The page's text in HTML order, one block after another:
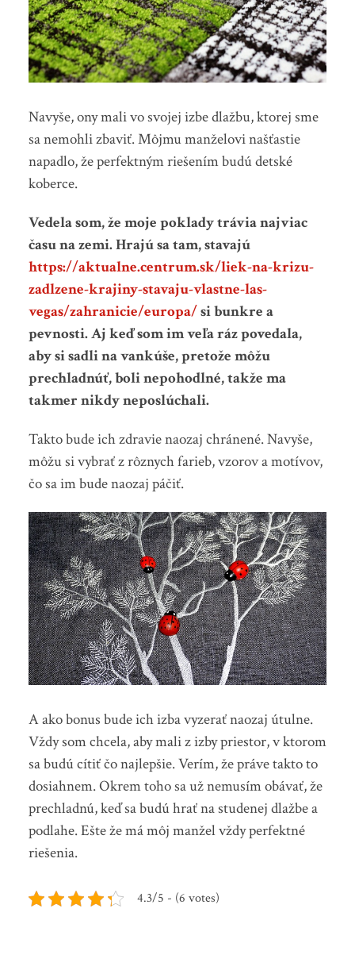
Navyše, ony mali vo svojej izbe dlažbu, ktorej sme
sa nemohli zbaviť. Môjmu manželovi našťastie
napadlo, že perfektným riešením budúdetské
koberce.
Vedela som, že moje poklady trávia najviac
času na zemi. Hrajú sa tam, stavajú
https://aktualne.centrum.sk/liek-na-krizu-
zadlzene-krajiny-stavaju-vlastne-las-
vegas/zahranicie/europa/si bunkre a
pevnosti. Aj keď som im veľa ráz povedala,
aby si sadli na vankúše, pretože môžu
prechladnúť, boli nepohodlné, takže ma
takmer nikdy neposlúchali.
Takto bude ich zdravie naozaj chránené. Navyše,
môžu si vybrať z rôznych farieb, vzorov a motívov,
čo sa im bude naozaj páčiť.
A ako bonus bude ich izba vyzerať naozaj útulne.
Vždy som chcela, aby mali z izby priestor, v ktorom
sa budú cítiť čo najlepšie. Verím, že práve takto to
dosiahnem. Okrem toho sa už nemusím obávať, že
prechladnú, keď sa budú hrať na studenej dlažbe a
podlahe. Ešte že má môj manžel vždy perfektné
riešenia.
4.3/5 - (6 votes)